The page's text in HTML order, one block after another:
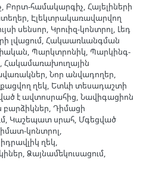
Բորտ-համակարգիչ, Հայելիների
Էլեկտրակառավարվող
սենսոր, Կրուիզ-կոնտրոլ, Լեդ
լվացում, Հակաառևանգման
Պարկտրոնիկ, Պարկինգ-
Հակամառախուղային
Նոր անվադողեր,
ղեկ, Ետևի տեսադաշտի
է ավտոսրահից, Նավիգացիոն
Դիմացի
Կաշեպատ սրահ, Մգեցված
կոնտրոլ,
ղեկ,
Ձայնամեկուսացում,